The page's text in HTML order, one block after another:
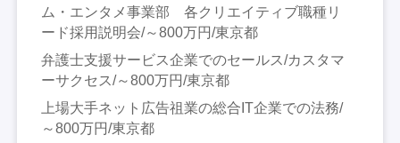
ム・エンタメ事業部 各クリエイティブ職種リ
ード採用説明会/～800万円/東京都
弁護士支援サービス企業でのセールス/カスタマ
ーサクセス/～800万円/東京都
上場大手ネット広告祖業の総合IT企業での法務/
～800万円/東京都